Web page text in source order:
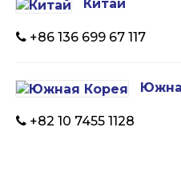
Китай
+86 136 699 67 117
+82 10 7455 1128